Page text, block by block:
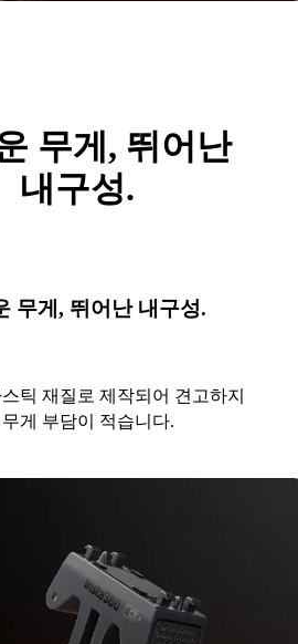
무게, 뛰어난
내구성.
무게, 뛰어난 내구성.
틱 재질로 제작되어 견고하지
무게 부담이 적습니다.